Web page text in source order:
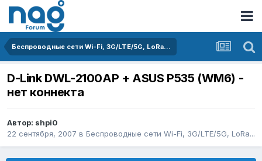
Беспроводные сети Wi-Fi, 3G/LTE/5G, LoRa...
D-Link DWL-2100AP + ASUS P535 (WM6) -
нет коннекта
Автор: shpi0
22 сентября, 2007 в Беспроводные сети Wi-Fi, 3G/LTE/5G, LoRa...